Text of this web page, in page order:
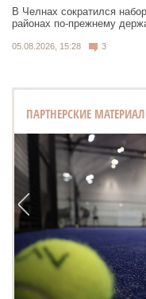
В Челнах сократился
районах по-прежнему
05.08.2026, 15:28 3
ПАРТНЕРСКИЕ